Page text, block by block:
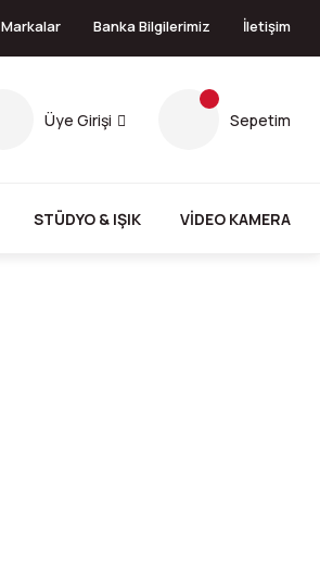
Markalar Banka Bilgilerimiz İletişim
Üye Girişi Sepetim
STÜDYO & IŞIK VİDEO KAMERA